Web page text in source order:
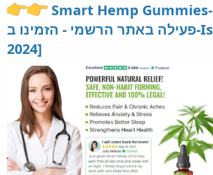
Smart Hemp Gummies- המכירה
פעילה באתר הרשמי - הזמינו ב-Israel [עדכון
2024]